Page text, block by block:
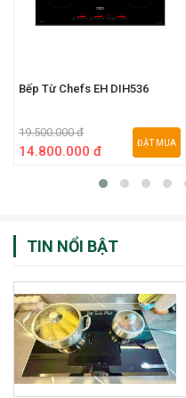
Bếp Từ Chefs EH DIH536
19.500.000 đ
14.800.000 đ
ĐẶT MUA
TIN NỔI BẬT